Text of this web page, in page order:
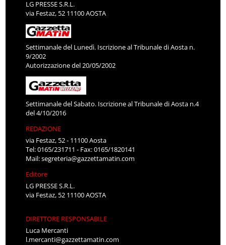
LG PRESSE S.R.L.
via Festaz, 52 11100 AOSTA
Settimanale del Lunedì. Iscrizione al Tribunale di Aosta n.
9/2002
Autorizzazione del 20/05/2002
Settimanale del Sabato. Iscrizione al Tribunale di Aosta n.4
del 4/10/2016
REDAZIONE
via Festaz, 52 - 11100 Aosta
Tel: 0165/231711 - Fax: 0165/1820141
Mail:segreteria@gazzettamatin.com
Editore
LG PRESSE S.R.L.
via Festaz, 52 11100 AOSTA
DIRETTORE RESPONSABILE
Luca Mercanti
l.mercanti@gazzettamatin.com